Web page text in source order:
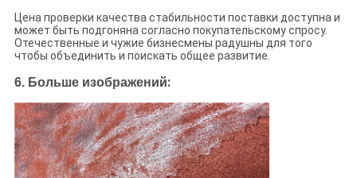
Цена проверки качества стабильности поставки доступна и
может быть подгоняна согласно покупательскому спросу.
Отечественные и чужие бизнесмены радушны для того
чтобы объединить и поискать общее развитие.
6. Больше изображений: